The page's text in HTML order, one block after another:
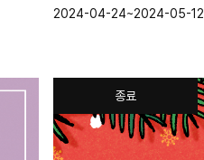
2024-04-24~2024-05-12
종료